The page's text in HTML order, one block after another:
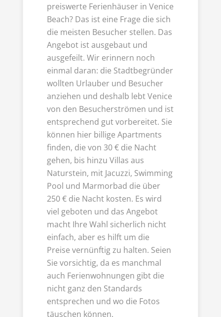
preiswerte Ferienhäuser in Venice
Beach? Das ist eine Frage die sich
die meisten Besucher stellen. Das
Angebot ist ausgebaut und
ausgefeilt. Wir erinnern noch
einmal daran: die Stadtbegründer
wollten Urlauber und Besucher
anziehen und deshalb lebt Venice
von den Besucherströmen und ist
entsprechend gut vorbereitet. Sie
können hier billige Apartments
finden, die von 30 € die Nacht
gehen, bis hinzu Villas aus
Naturstein, mit Jacuzzi, Swimming
Pool und Marmorbad die über
250 € die Nacht kosten. Es wird
viel geboten und das Angebot
macht Ihre Wahl sicherlich nicht
einfach, aber es hilft um die
Preise vernünftig zu halten. Seien
Sie vorsichtig, da es manchmal
auch Ferienwohnungen gibt die
nicht ganz den Standards
entsprechen und wo die Fotos
täuschen können.